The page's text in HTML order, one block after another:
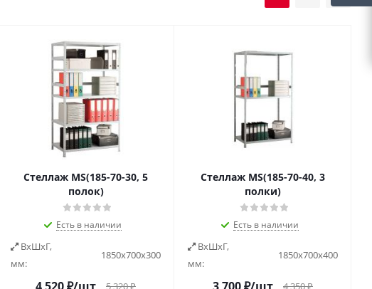
Стеллаж MS(185-70-30, 5
полок)
Есть в наличии
ВxШxГ,
мм:
1850х700х300
5 320₽
Стеллаж MS(185-70-40, 3
полки)
Есть в наличии
ВxШxГ,
мм:
1850х700х400
4 350₽